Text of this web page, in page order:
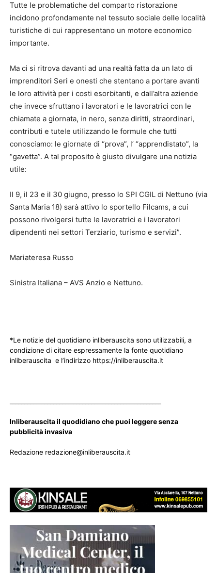
Tutte le problematiche del comparto ristorazione
incidono profondamente nel tessuto sociale delle località
turistiche di cui rappresentano un motore economico
importante.
Ma ci si ritrova davanti ad una realtà fatta da un lato di
imprenditori Seri e onesti che stentano a portare avanti
le loro attività per i costi esorbitanti, e dall’altra aziende
che invece sfruttano i lavoratori e le lavoratrici con le
chiamate a giornata, in nero, senza diritti, straordinari,
contributi e tutele utilizzando le formule che tutti
conosciamo: le giornate di “prova”, l’ “apprendistato”, la
“gavetta”. A tal proposito è giusto divulgare una notizia
utile:
Il 9, il 23 e il 30 giugno, presso lo SPI CGIL di Nettuno (via
Santa Maria 18) sarà attivo lo sportello Filcams, a cui
possono rivolgersi tutte le lavoratrici e i lavoratori
dipendenti nei settori Terziario, turismo e servizi”.
Mariateresa Russo
Sinistra Italiana – AVS Anzio e Nettuno.
*Le notizie del quotidiano inliberauscita sono utilizzabili, a
condizione di citare espressamente la fonte quotidiano
inliberauscita e l’indirizzo https://inliberauscita.it
Inliberauscita il quodidiano che puoi leggere senza
pubblicità invasiva
Redazione redazione@inliberauscita.it